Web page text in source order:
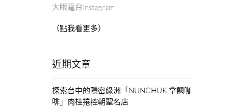
大眼電台Instagram
（點我看更多）
近期文章
探索台中的隱密綠洲「NUNCHUK 拿翹咖
啡」肉桂捲控朝聖名店